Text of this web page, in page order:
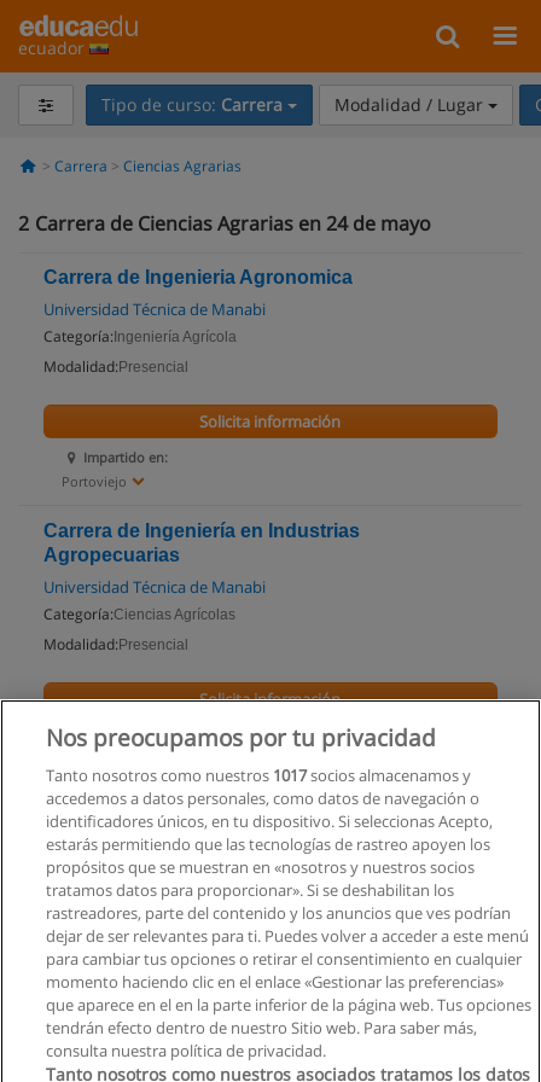
ecuador
Tipo de curso: Carrera Modalidad / Lugar
Carrera Ciencias Agrarias
2 Carrera de Ciencias Agrarias en 24 de mayo
Carrera de Ingenieria Agronomica
Universidad Técnica de Manabi
Categoría: Ingeniería Agrícola
Modalidad: Presencial
Impartido en:
Portoviejo
Solicita información
Carrera de Ingeniería en Industrias
Agropecuarias
Universidad Técnica de Manabi
Categoría:Ciencias Agrícolas
Modalidad: Presencial
Impartido en:
Solicita información
Nos preocupamos por tu privacidad
Tanto nosotros como nuestros 1017socios almacenamos y
accedemos a datos personales, como datos de navegación o
identificadores únicos, en tu dispositivo. Si seleccionas Acepto,
estarás permitiendo que las tecnologías de rastreo apoyen los
propósitos que se muestran en «nosotros y nuestros socios
tratamos datos para proporcionar». Si se deshabilitan los
rastreadores, parte del contenido y los anuncios que ves podrían
dejar de ser relevantes para ti. Puedes volver a acceder a este menú
para cambiar tus opciones o retirar el consentimiento en cualquier
momento haciendo clic en el enlace «Gestionar las preferencias»
que aparece en el en la parte inferior de la página web. Tus opciones
tendrán efecto dentro de nuestro Sitio web. Para saber más,
consulta nuestra política de privacidad.
Tanto nosotros como nuestros asociados tratamos los datos